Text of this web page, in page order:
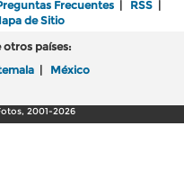
Frecuentes | RSS |
de Sitio
otros países:
| México
2001-2026